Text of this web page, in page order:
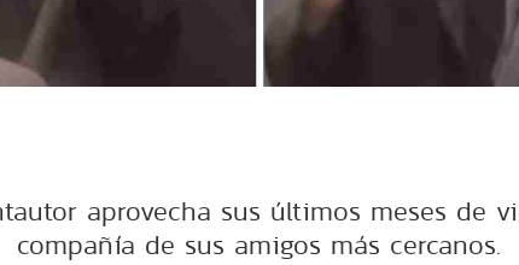
aprovecha sus últimos meses de
compañía de sus amigos más cercanos.